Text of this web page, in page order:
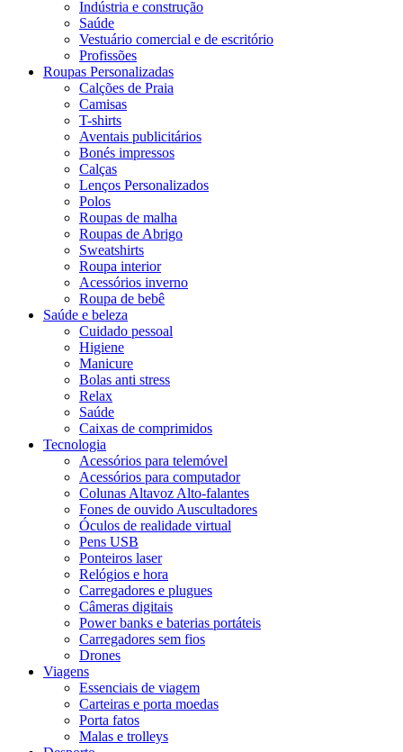
Indústria e construção
Saúde
Vestuário comercial e de escritório
Profissões
Roupas Personalizadas
Calções de Praia
Camisas
T-shirts
Aventais publicitários
Bonés impressos
Calças
Lenços Personalizados
Polos
Roupas de malha
Roupas de Abrigo
Sweatshirts
Roupa interior
Acessórios inverno
Roupa de bebê
Saúde e beleza
Cuidado pessoal
Higiene
Manicure
Bolas anti stress
Relax
Saúde
Caixas de comprimidos
Tecnologia
Acessórios para telemóvel
Acessórios para computador
Colunas Altavoz Alto-falantes
Fones de ouvido Auscultadores
Óculos de realidade virtual
Pens USB
Ponteiros laser
Relógios e hora
Carregadores e plugues
Câmeras digitais
Power banks e baterias portáteis
Carregadores sem fios
Drones
Viagens
Essenciais de viagem
Carteiras e porta moedas
Porta fatos
Malas e trolleys